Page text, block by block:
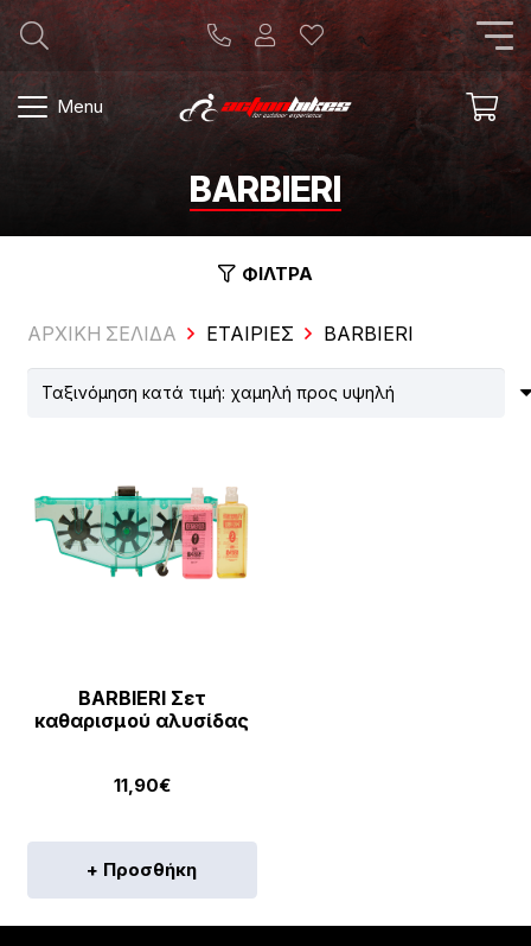
Menu
BARBIERI
ΦΙΛΤΡΑ
ΑΡΧΙΚΗ ΣΕΛΙΔΑ ΕΤΑΙΡΊΕΣ BARBIERI
BARBIERI Σετ
καθαρισμού αλυσίδας
11,90€
+ Προσθήκη